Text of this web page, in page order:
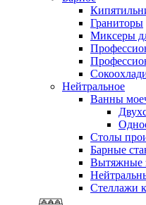
Граниторы
Миксеры
Нейтральное
Ванны
Столы
Барные
Вытяжные
Стеллажи